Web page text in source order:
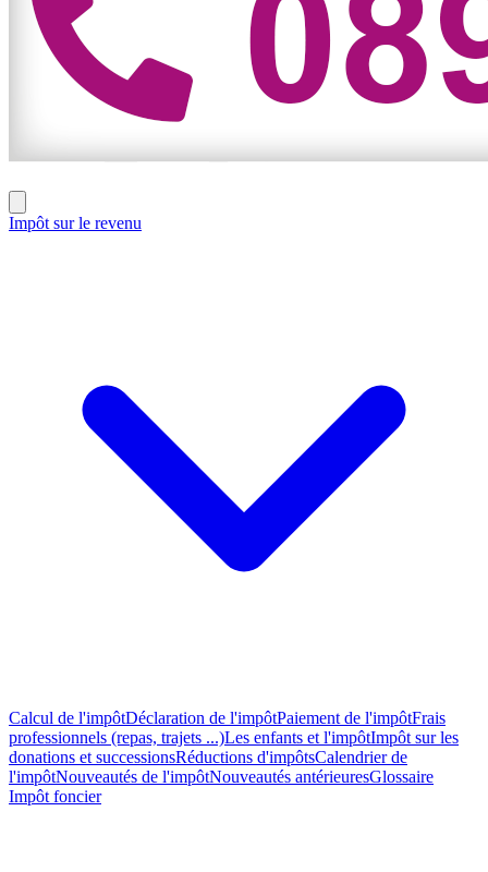
Impôt sur le revenu
Calcul de l'impôtDéclaration de l'impôtPaiement de l'impôtFrais
professionnels (repas, trajets ...)Les enfants et l'impôtImpôt sur les
donations et successionsRéductions d'impôtsCalendrier de
l'impôtNouveautés de l'impôtNouveautés antérieuresGlossaire
Impôt foncier